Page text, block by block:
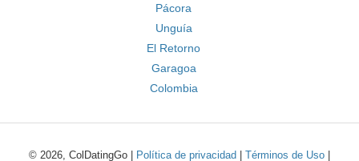
Pácora
Unguía
El Retorno
Garagoa
Colombia
© 2026, ColDatingGo | Política de privacidad Términos de Uso